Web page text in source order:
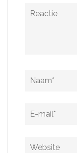
Reactie
Naam
E-
Website